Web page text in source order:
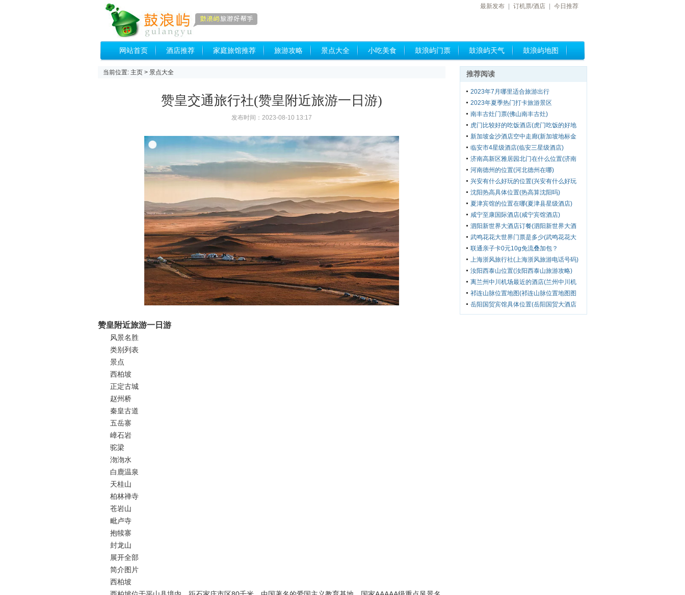
最新发布 订机票/酒店 今日推荐
网站首页 酒店推荐 家庭旅馆推荐 旅游攻略 景点大全 小吃美食 鼓浪屿门票 鼓浪屿天气 鼓浪屿地图
当前位置: 主页 > 景点大全
赞皇交通旅行社(赞皇附近旅游一日游)
发布时间：2023-08-10 13:17
赞皇附近旅游一日游
风景名胜
类别列表
景点
西柏坡
正定古城
赵州桥
秦皇古道
五岳寨
嶂石岩
驼梁
沕沕水
白鹿温泉
天桂山
柏林禅寺
苍岩山
毗卢寺
抱犊寨
封龙山
展开全部
简介图片
西柏坡
推荐阅读
2023年7月哪里适合旅游出行
2023年夏季热门打卡旅游景区
南丰古灶门票(佛山南丰古灶)
虎门比较好的吃饭酒店(虎门吃饭的好地
方)
新加坡金沙酒店空中走廊(新加坡地标金
沙湾酒店)
临安市4星级酒店(临安三星级酒店)
济南高新区雅居园北门在什么位置(济南
高新区雅居园小区)
河南德州的位置(河北德州在哪)
兴安有什么好玩的位置(兴安有什么好玩
的位置嘛)
沈阳热高具体位置(热高算沈阳吗)
夏津宾馆的位置在哪(夏津县星级酒店)
咸宁至康国际酒店(咸宁宾馆酒店)
泗阳新世界大酒店订餐(泗阳新世界大酒
店订餐热线)
武鸣花花大世界门票是多少(武鸣花花大
世界游玩攻略)
联通亲子卡0元10g免流叠加包？
上海浙风旅行社(上海浙风旅游电话号码)
汝阳西泰山位置(汝阳西泰山旅游攻略)
离兰州中川机场最近的酒店(兰州中川机
场附近的酒店)
祁连山脉位置地图(祁连山脉位置地图图
片)
岳阳国贸宾馆具体位置(岳阳国贸大酒店
电话号码)